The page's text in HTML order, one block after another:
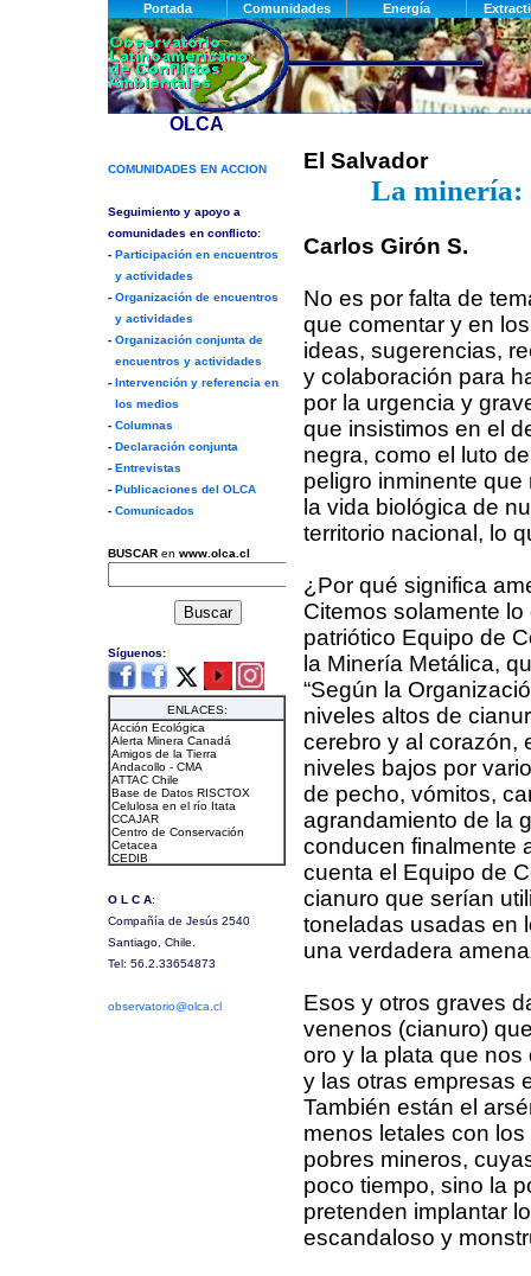
El Salvador
La minería:
Carlos Girón S.
No es por falta de
que comentar y en
ideas, sugerencias,
y colaboración para
por la urgencia y
que insistimos en el
negra, como el luto
peligro inminente que
la vida biológica de
territorio nacional, lo
¿Por qué significa
Citemos solamente
patriótico Equipo de
la Minería Metálica,
“Según la
niveles altos de
cerebro y al corazón,
niveles bajos por
de pecho, vómitos,
agrandamiento de la
conducen finalmente
cuenta el Equipo de
cianuro que serían
toneladas usadas en
una verdadera
Esos y otros graves
venenos (cianuro)
oro y la plata que
y las otras empresas
También están el
menos letales con
pobres mineros,
poco tiempo, sino la
pretenden implantar
escandaloso y